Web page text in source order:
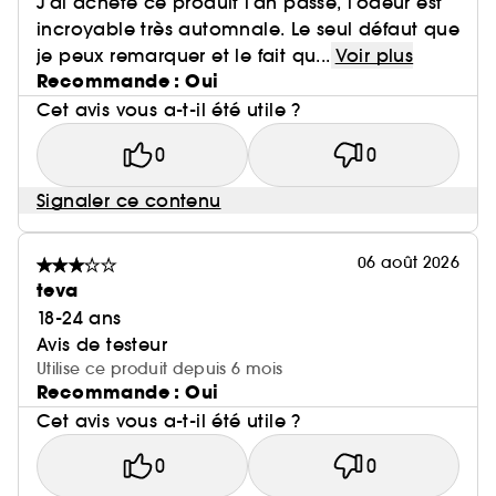
incroyable très automnale. Le seul défaut que
je peux remarquer et le fait qu... Voir plus
Recommande : Oui
Cet avis vous a-t-il été utile ?
0 0
Signaler ce contenu
06 août 2026
teva
18-24 ans
Avis de testeur
Utilise ce produit depuis 6 mois
Recommande : Oui
Cet avis vous a-t-il été utile ?
0 0